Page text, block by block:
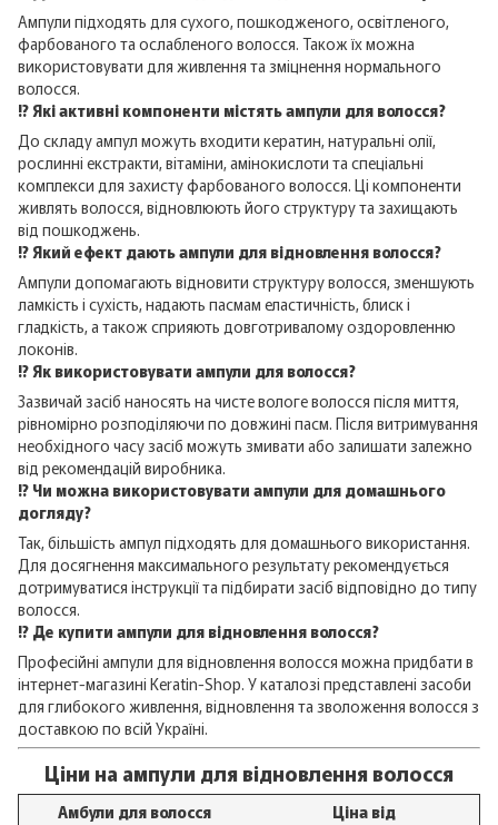
Ампули підходять для сухого, пошкодженого, освітленого,
фарбованого та ослабленого волосся. Також їх можна
використовувати для живлення та зміцнення нормального
волосся.
⁉️ Які активні компоненти містять ампули для волосся?
До складу ампул можуть входити кератин, натуральні олії,
рослинні екстракти, вітаміни, амінокислоти та спеціальні
комплекси для захисту фарбованого волосся. Ці компоненти
живлять волосся, відновлюють його структуру та захищають
від пошкоджень.
⁉️ Який ефект дають ампули для відновлення волосся?
Ампули допомагають відновити структуру волосся, зменшують
ламкість і сухість, надають пасмам еластичність, блиск і
гладкість, а також сприяють довготривалому оздоровленню
локонів.
⁉️ Як використовувати ампули для волосся?
Зазвичай засіб наносять на чисте вологе волосся після миття,
рівномірно розподіляючи по довжині пасм. Після витримування
необхідного часу засіб можуть змивати або залишати залежно
від рекомендацій виробника.
⁉️ Чи можна використовувати ампули для домашнього
догляду?
Так, більшість ампул підходять для домашнього використання.
Для досягнення максимального результату рекомендується
дотримуватися інструкції та підбирати засіб відповідно до типу
волосся.
⁉️ Де купити ампули для відновлення волосся?
Професійні ампули для відновлення волосся можна придбати в
інтернет-магазині Keratin-Shop. У каталозі представлені засоби
для глибокого живлення, відновлення та зволоження волосся з
доставкою по всій Україні.
Ціни на ампули для відновлення волосся
Амбули для волосся
Ціна від